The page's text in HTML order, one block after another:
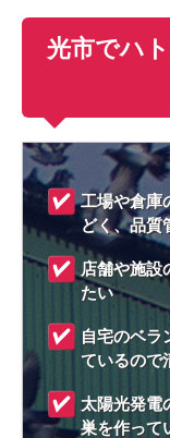
光市でハ
工場や倉庫
どく、品質
店舗や施設
たい
自宅のベラ
ているので
太陽光発電
巣を作って